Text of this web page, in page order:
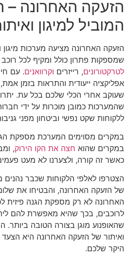
הזעקה האחרונה –
המוביל למיגון
הזעקה האחרונה מציעה מערכות
שמספקות פתרון כולל ומקיף לכל רוכב
לטרקטורונים, רייזרים וקרוואנים. עם
אפליקציה ייעודית והתראות בזמן
שעוקב אחרי הכלי שלכם בכל עת.
שהמערכות כמובן מוכרות על ידי
ללקוחות שקט נפשי וביטחון מפני
במקרים מסוימים המערכת מספקת
במקרים שהוא חצה את הקו הירוק,
כאשר זה קורה, ולצערנו לא מעט
הצטרפו לאלפי הלקוחות שכבר
של הזעקה האחרונה, והבטיחו את
האחרונה לא רק מספקת הגנה פיזית
לרוכבים, בכך שהיא מאפשרת להם
שהאופנוע מוגן בצורה הטובה ביותר.
ואיתור של הזעקה האחרונה היא
היקר שלכם.